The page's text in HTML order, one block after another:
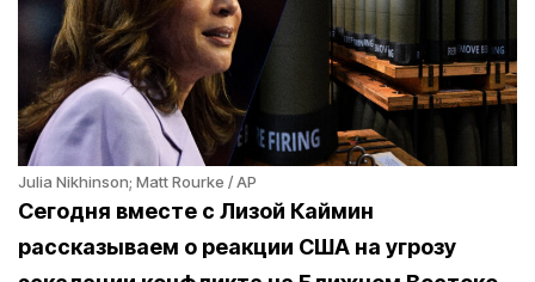
Julia Nikhinson; Matt Rourke / AP
Сегодня вместе с Лизой Каймин
рассказываем о реакции США на угрозу